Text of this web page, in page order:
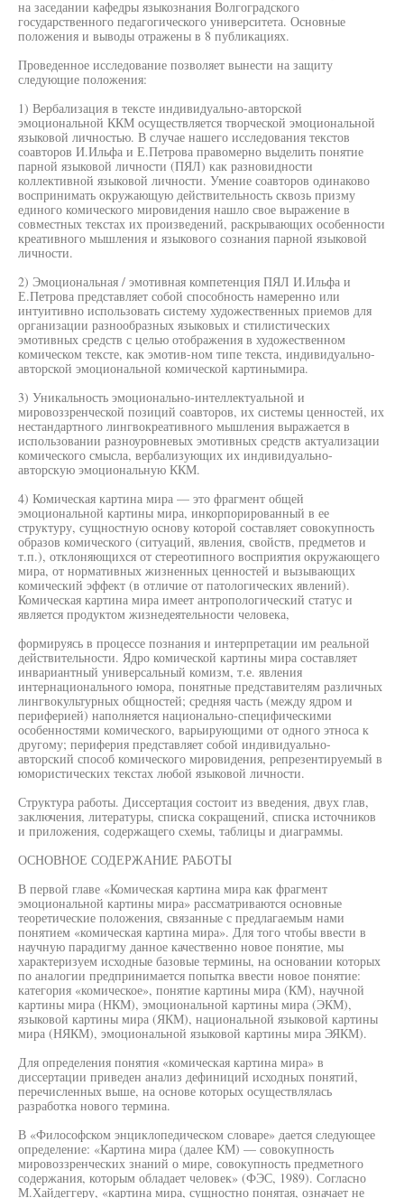
на заседании кафедры языкознания Волгоградского
государственного педагогического университета. Основные
положения и выводы отражены в 8 публикациях.
Проведенное исследование позволяет вынести на защиту
следующие положения:
1) Вербализация в тексте индивидуально-авторской
эмоциональной ККМ осуществляется творческой эмоциональной
языковой личностью. В случае нашего исследования текстов
соавторов И.Ильфа и Е.Петрова правомерно выделить понятие
парной языковой личности (ПЯЛ) как разновидности
коллективной языковой личности. Умение соавторов одинаково
воспринимать окружающую действительность сквозь призму
единого комического мировидения нашло свое выражение в
совместных текстах их произведений, раскрывающих особенности
креативного мышления и языкового сознания парной языковой
личности.
2) Эмоциональная / эмотивная компетенция ПЯЛ И.Ильфа и
Е.Петрова представляет собой способность намеренно или
интуитивно использовать систему художественных приемов для
организации разнообразных языковых и стилистических
эмотивных средств с целью отображения в художественном
комическом тексте, как эмотив-ном типе текста, индивидуально-
авторской эмоциональной комической картинымира.
3) Уникальность эмоционально-интеллектуальной и
мировоззренческой позиций соавторов, их системы ценностей, их
нестандартного лингвокреативного мышления выражается в
использовании разноуровневых эмотивных средств актуализации
комического смысла, вербализующих их индивидуально-
авторскую эмоциональную ККМ.
4) Комическая картина мира — это фрагмент общей
эмоциональной картины мира, инкорпорированный в ее
структуру, сущностную основу которой составляет совокупность
образов комического (ситуаций, явления, свойств, предметов и
т.п.), отклоняющихся от стереотипного восприятия окружающего
мира, от нормативных жизненных ценностей и вызывающих
комический эффект (в отличие от патологических явлений).
Комическая картина мира имеет антропологический статус и
является продуктом жизнедеятельности человека,
формируясь в процессе познания и интерпретации им реальной
действительности. Ядро комической картины мира составляет
инвариантный универсальный комизм, т.е. явления
интернационального юмора, понятные представителям различных
лингвокультурных общностей; средняя часть (между ядром и
периферией) наполняется национально-специфическими
особенностями комического, варьирующими от одного этноса к
другому; периферия представляет собой индивидуально-
авторский способ комического мировидения, репрезентируемый в
юмористических текстах любой языковой личности.
Структура работы. Диссертация состоит из введения, двух глав,
заключения, литературы, списка сокращений, списка источников
и приложения, содержащего схемы, таблицы и диаграммы.
ОСНОВНОЕ СОДЕРЖАНИЕ РАБОТЫ
В первой главе «Комическая картина мира как фрагмент
эмоциональной картины мира» рассматриваются основные
теоретические положения, связанные с предлагаемым нами
понятием «комическая картина мира». Для того чтобы ввести в
научную парадигму данное качественно новое понятие, мы
характеризуем исходные базовые термины, на основании которых
по аналогии предпринимается попытка ввести новое понятие:
категория «комическое», понятие картины мира (КМ), научной
картины мира (НКМ), эмоциональной картины мира (ЭКМ),
языковой картины мира (ЯКМ), национальной языковой картины
мира (НЯКМ), эмоциональной языковой картины мира ЭЯКМ).
Для определения понятия «комическая картина мира» в
диссертации приведен анализ дефиниций исходных понятий,
перечисленных выше, на основе которых осуществлялась
разработка нового термина.
В «Философском энциклопедическом словаре» дается следующее
определение: «Картина мира (далее КМ) — совокупность
мировоззренческих знаний о мире, совокупность предметного
содержания, которым обладает человек» (ФЭС, 1989). Согласно
М.Хайдеггеру, «картина мира, сущностно понятая, означает не